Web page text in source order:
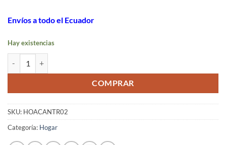
Envíos a todo el Ecuador
Hay existencias
COMPRAR
SKU: HOACANTR02
Categoría: Hogar